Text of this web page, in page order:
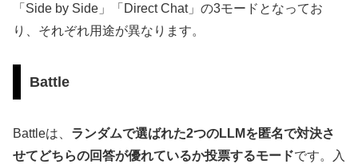
「Side by Side」「Direct Chat」の3モードとなってお
り、それぞれ用途が異なります。
Battle
Battleは、 ランダムで選ばれた2つのLLMを匿名で対決さ
せてどちらの回答が優れているか投票するモードです。入